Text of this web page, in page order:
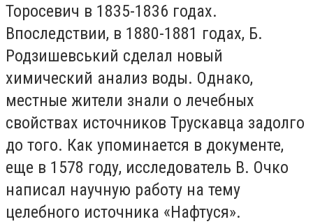
Торосевич в 1835-1836 годах.
Впоследствии, в 1880-1881 годах, Б.
Родзишевський сделал новый
химический анализ воды. Однако,
местные жители знали о лечебных
свойствах источников Трускавца задолго
до того. Как упоминается в документе,
еще в 1578 году, исследователь В. Очко
написал научную работу на тему
целебного источника «Нафтуся».